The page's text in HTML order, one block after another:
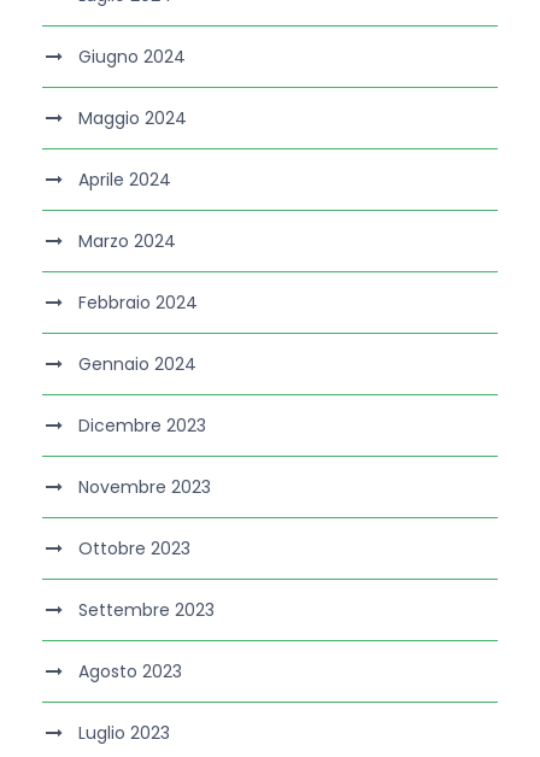
Giugno 2024
Maggio 2024
Aprile 2024
Marzo 2024
Febbraio 2024
Gennaio 2024
Dicembre 2023
Novembre 2023
Ottobre 2023
Settembre 2023
Agosto 2023
Luglio 2023